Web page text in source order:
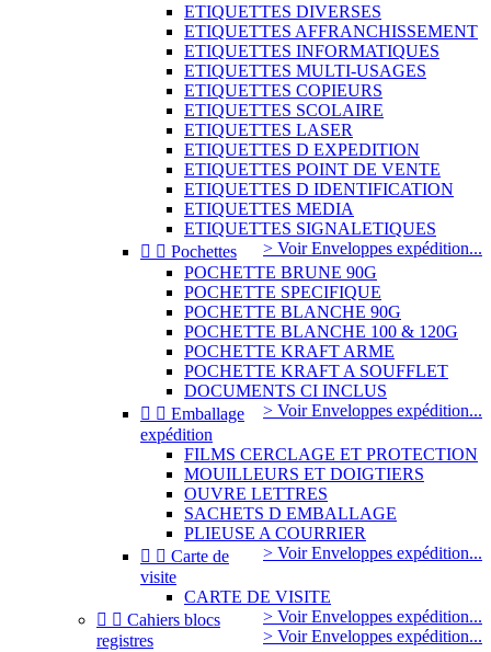
ETIQUETTES DIVERSES
ETIQUETTES AFFRANCHISSEMENT
ETIQUETTES INFORMATIQUES
ETIQUETTES MULTI-USAGES
ETIQUETTES COPIEURS
ETIQUETTES SCOLAIRE
ETIQUETTES LASER
ETIQUETTES D EXPEDITION
ETIQUETTES POINT DE VENTE
ETIQUETTES D IDENTIFICATION
ETIQUETTES MEDIA
ETIQUETTES SIGNALETIQUES
> Voir Enveloppes expédition...
  Pochettes
POCHETTE BRUNE 90G
POCHETTE SPECIFIQUE
POCHETTE BLANCHE 90G
POCHETTE BLANCHE 100 & 120G
POCHETTE KRAFT ARME
POCHETTE KRAFT A SOUFFLET
DOCUMENTS CI INCLUS
> Voir Enveloppes expédition...
  Emballage
expédition
FILMS CERCLAGE ET PROTECTION
MOUILLEURS ET DOIGTIERS
OUVRE LETTRES
SACHETS D EMBALLAGE
PLIEUSE A COURRIER
> Voir Enveloppes expédition...
  Carte de
visite
CARTE DE VISITE
> Voir Enveloppes expédition...
> Voir Enveloppes expédition...
  Cahiers blocs
registres